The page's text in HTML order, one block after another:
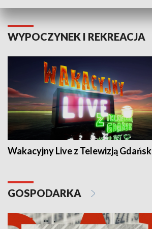
WYPOCZYNEK I REKREACJA
Wakacyjny Live z Telewizją Gdańsk
GOSPODARKA